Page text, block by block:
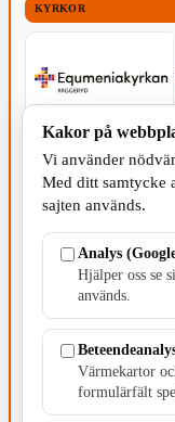
KYRKOR
Kakor på
Vi använder
Med ditt samtycke
sajten används.
Analys
Hjälper oss se
används.
Värmekartor
formulärfält